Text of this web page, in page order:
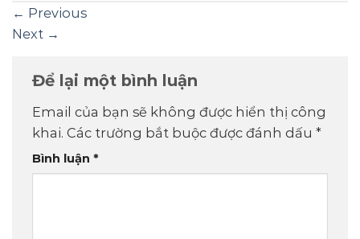
← Previous
Next →
Để lại một bình luận
Email của bạn sẽ không được hiển thị công
khai. Các trường bắt buộc được đánh dấu *
Bình luận *